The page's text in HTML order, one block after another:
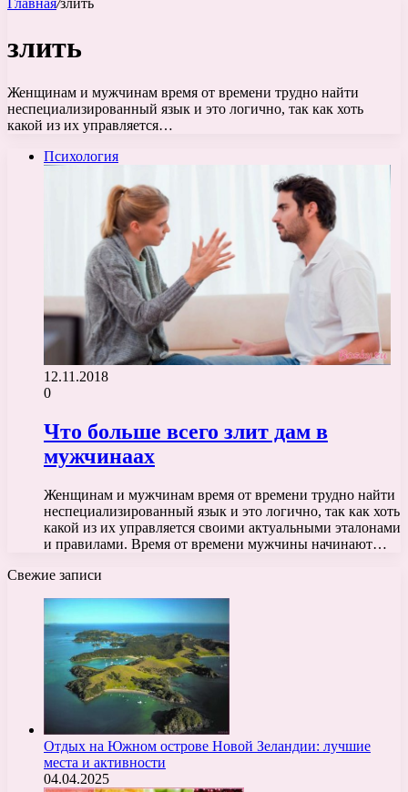
Главная/злить
злить
Женщинам и мужчинам время от времени трудно найти
неспециализированный язык и это логично, так как хоть
какой из их управляется…
Психология
12.11.2018
0
Что больше всего злит дам в
мужчинаах
Женщинам и мужчинам время от времени трудно найти
неспециализированный язык и это логично, так как хоть
какой из их управляется своими актуальными эталонами
и правилами. Время от времени мужчины начинают…
Свежие записи
Отдых на Южном острове Новой Зеландии: лучшие
места и активности
04.04.2025